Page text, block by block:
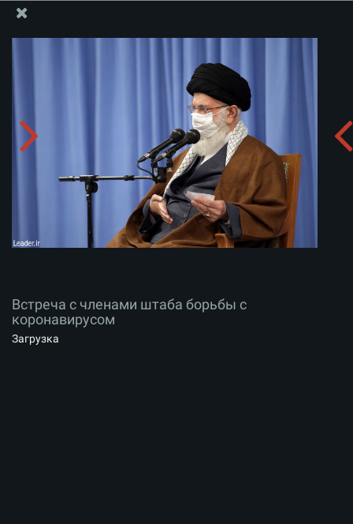
Встреча с членами штаба борьбы с коронавирусом
Скачать альбом: zip
Встреча с членами штаба борьбы с
коронавирусом
Загрузка